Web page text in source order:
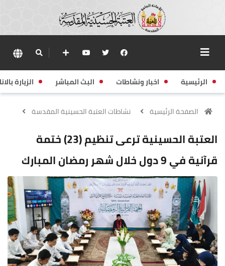
الرئيسية اخبار ونشاطات البث المباشر الزيارة
الصفحة الرئيسية نشاطات العتبة الحسينية المقدسة
العتبة الحسينية ترعى تنظيم (23) ختمة
قرآنية في 9 دول خلال شهر رمضان المبارك